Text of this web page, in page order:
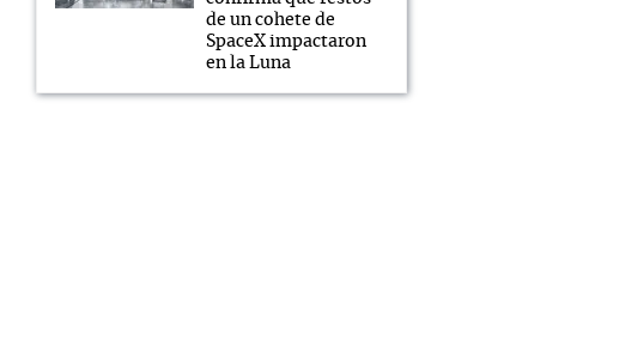
de un cohete de
SpaceX impactaron
en la Luna